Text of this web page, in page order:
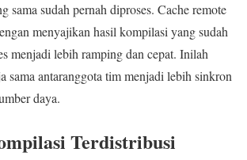
sama sudah pernah diproses. Cache remote
menyajikan hasil kompilasi yang sudah
menjadi lebih ramping dan cepat. Inilah
sama antaranggota tim menjadi lebih sinkron
daya.
Terdistribusi